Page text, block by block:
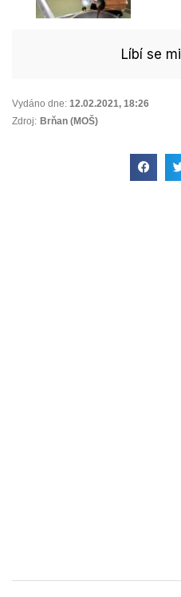
Líbí se mi
Vydáno dne: 12.02.2021, 18:26
Zdroj: Brňan (MOŠ)